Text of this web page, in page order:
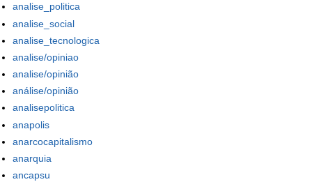
analise_politica
analise_social
analise_tecnologica
analise/opiniao
analise/opinião
análise/opinião
analisepolitica
anapolis
anarcocapitalismo
anarquia
ancapsu